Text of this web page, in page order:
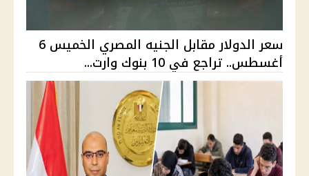
سعر الدولار مقابل الجنيه المصري الخميس 6
أغسطس.. تراجع في 10 بنوك وارت...